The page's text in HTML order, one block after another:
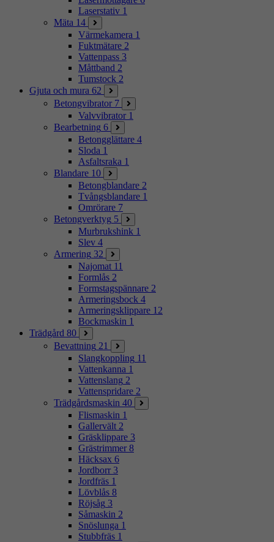
Laserstativ 1
Mäta 14
Värmekamera 1
Fuktmätare 2
Vattenpass 3
Måttband 2
Tumstock 2
Gjuta och mura 62
Betongvibrator 7
Valvvibrator 1
Bearbetning 6
Betongglättare 4
Sloda 1
Asfaltsraka 1
Blandare 10
Betongblandare 2
Tvångsblandare 1
Omrörare 7
Betongverktyg 5
Murbrukshink 1
Slev 4
Armering 32
Najomat 11
Formlås 2
Formstagspännare 2
Armeringsbock 4
Armeringsklippare 12
Bockmaskin 1
Trädgård 80
Bevattning 21
Slangkoppling 11
Vattenkanna 1
Vattenslang 2
Vattenspridare 2
Trädgårdsmaskin 40
Flismaskin 1
Gallervält 2
Gräsklippare 3
Grästrimmer 8
Häcksax 6
Jordborr 3
Jordfräs 1
Lövblås 8
Röjsåg 3
Såmaskin 2
Snöslunga 1
Stubbfräs 1